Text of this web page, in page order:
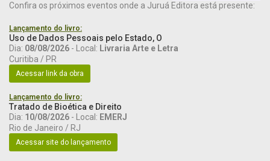
Confira os próximos eventos onde a Juruá Editora está presente:
Lançamento do livro:
Uso de Dados Pessoais pelo Estado, O
Dia: 08/08/2026 - Local: Livraria Arte e Letra
Curitiba / PR
Acessar link da obra
Lançamento do livro:
Tratado de Bioética e Direito
Dia: 10/08/2026 - Local: EMERJ
Rio de Janeiro / RJ
Acessar site do lançamento